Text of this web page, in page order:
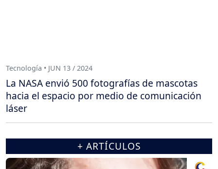
Tecnología • JUN 13 / 2024
La NASA envió 500 fotografías de mascotas
hacia el espacio por medio de comunicación
láser
+ ARTÍCULOS